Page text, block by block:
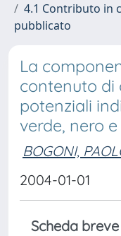
4.1 Contributo in
pubblicato
La
contenuto di
potenziali
verde, nero
BOGONI,
2004-01-01
Scheda breve